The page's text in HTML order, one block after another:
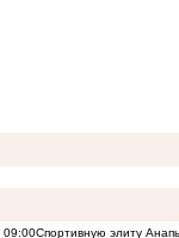
09:00Спортивную элиту